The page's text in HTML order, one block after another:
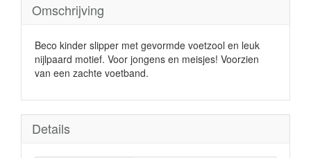
Omschrijving
Beco kinder slipper met gevormde voetzool en leuk
nijlpaard motief. Voor jongens en meisjes! Voorzien
van een zachte voetband.
Details